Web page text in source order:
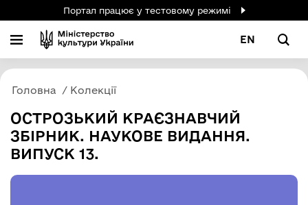
Портал працює у тестовому режимі
EN
Головна Колекції
ОСТРОЗЬКИЙ КРАЄЗНАВЧИЙ
ЗБІРНИК. НАУКОВЕ ВИДАННЯ.
ВИПУСК 13.